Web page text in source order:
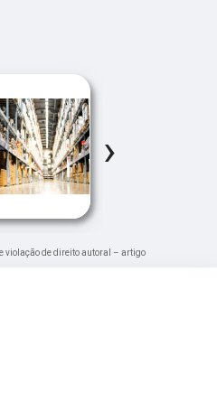
›
violação de direito autoral – artigo